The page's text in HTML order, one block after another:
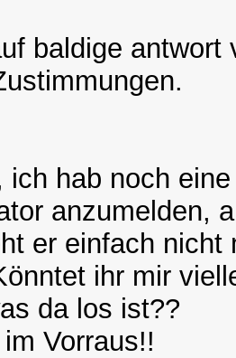
baldige
ich hab noch
anzumelden,
er einfach
ihr mir
da los ist??
Vorraus!!